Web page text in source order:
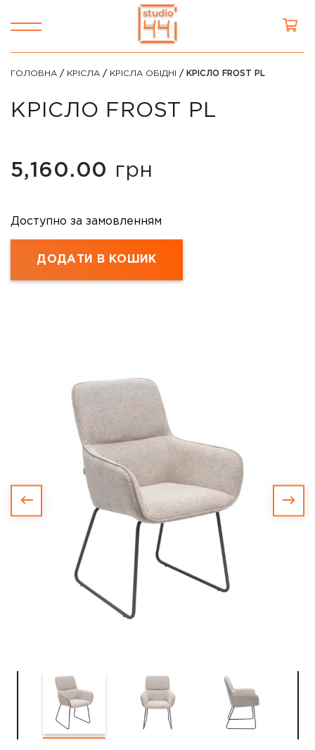
ГОЛОВНА / КРІСЛА / КРІСЛА ОБІДНІ / КРІСЛО FROST PL
КРІСЛО FROST PL
5,160.00 грн
Доступно за замовленням
ДОДАТИ В КОШИК